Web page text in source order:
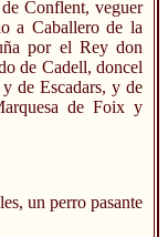
Conflent, veguer
a Caballero de la
por el Rey don
de Cadell, doncel
de Escadars, y de
de Foix y
un perro pasante